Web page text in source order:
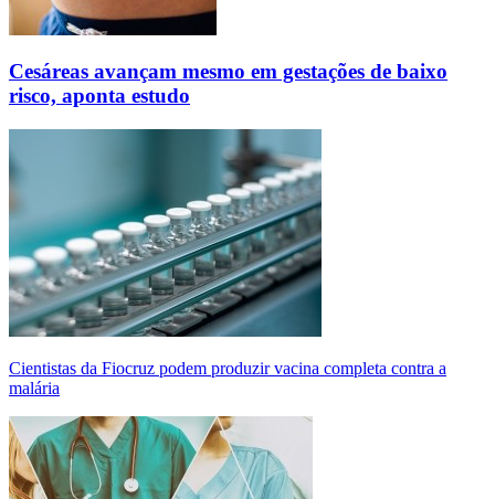
Cesáreas avançam mesmo em gestações de baixo
risco, aponta estudo
Cientistas da Fiocruz podem produzir vacina completa contra a
malária